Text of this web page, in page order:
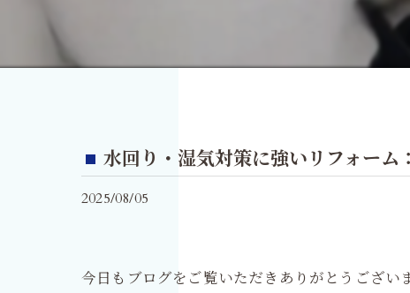
水回り・湿気対策に強いリフォーム
2025/08/05
今日もブログをご覧いただきありがとうございま